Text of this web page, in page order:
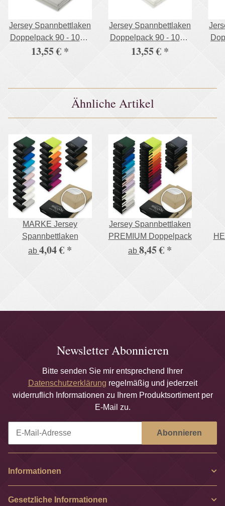
Jersey Spannbettlaken
Doppelpack 90 - 100 x
200 cm Silber
13,55 € *
Jersey Spannbettlaken
Doppelpack 90 - 100 x
200 cm Weiß
13,55 € *
Ähnliche Artikel
MARKE Jersey
Spannbettlaken
ab 4,04 € *
Jersey Spannbettlaken
PREMIUM Doppelpack
ab 8,45 € *
Newsletter Abonnieren
Bitte senden Sie mir entsprechend Ihrer
Datenschutzerklärung regelmäßig und jederzeit
widerruflich Informationen zu Ihrem Produktsortiment per
E-Mail zu.
Abonnieren
Informationen
Gesetzliche Informationen